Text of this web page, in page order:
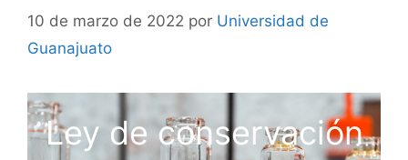
10 de marzo de 2022 por Universidad de
Guanajuato
Ley de conservación